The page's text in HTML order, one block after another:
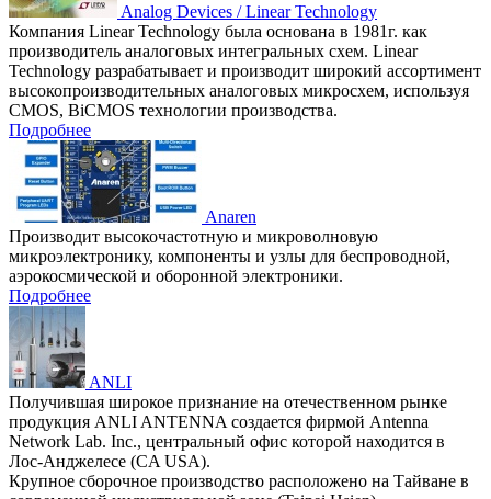
Analog Devices / Linear Technology
Компания Linear Technology была основана в 1981г. как
производитель аналоговых интегральных схем. Linear
Technology разрабатывает и производит широкий ассортимент
высокопроизводительных аналоговых микросхем, используя
CMOS, BiCMOS технологии производства.
Подробнее
Anaren
Производит высокочастотную и микроволновую
микроэлектронику, компоненты и узлы для беспроводной,
аэрокосмической и оборонной электроники.
Подробнее
ANLI
Получившая широкое признание на отечественном рынке
продукция ANLI ANTENNA создается фирмой Antenna
Network Lab. Inc., центральный офис которой находится в
Лос-Анджелесе (CA USA).
Крупное сборочное производство расположено на Тайване в